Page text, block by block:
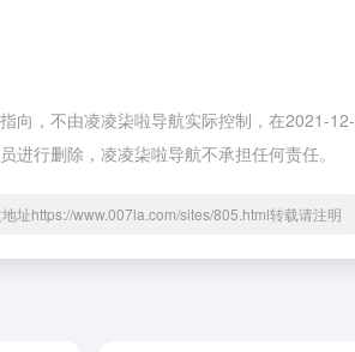
向，不由凌凌柒啦导航实际控制，在2021-12-
行删除，凌凌柒啦导航不承担任何责任。
址https://www.007la.com/sites/805.html转载请注明